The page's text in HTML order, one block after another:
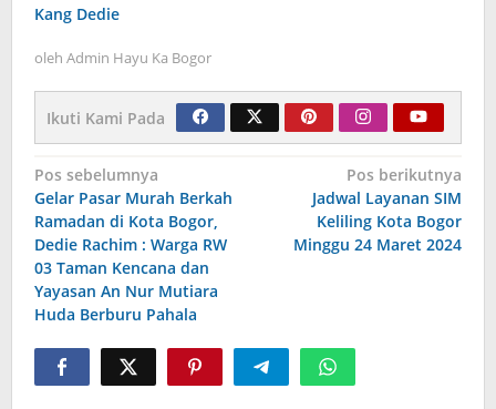
Kang Dedie
oleh Admin Hayu Ka Bogor
Ikuti Kami Pada
Navigasi
pos
Pos sebelumnya
Gelar Pasar Murah Berkah
Ramadan di Kota Bogor,
Dedie Rachim : Warga RW
03 Taman Kencana dan
Yayasan An Nur Mutiara
Huda Berburu Pahala
Pos berikutnya
Jadwal Layanan SIM
Keliling Kota Bogor
Minggu 24 Maret 2024